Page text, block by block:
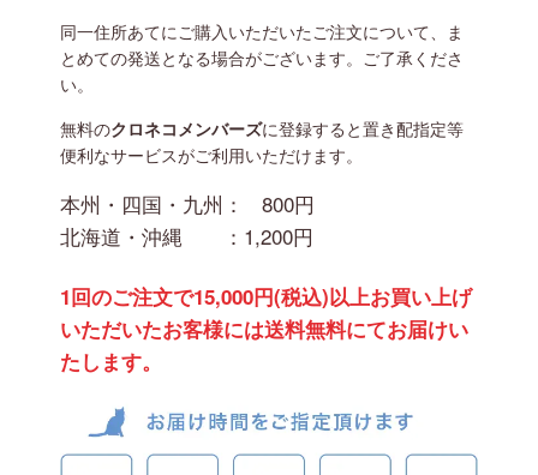
同一住所あてにご購入いただいたご注文について、ま
とめての発送となる場合がございます。ご了承くださ
い。
無料のクロネコメンバーズに登録すると置き配指定等
便利なサービスがご利用いただけます。
本州・四国・九州：
800円
北海道・沖縄 ： 1,200円
1回のご注文で15,000円(税込)以上お買い上げ
いただいたお客様には送料無料にてお届けい
たします。